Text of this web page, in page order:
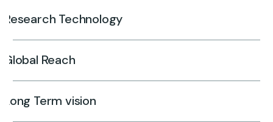
Research Technology
Global Reach
Long Term vision